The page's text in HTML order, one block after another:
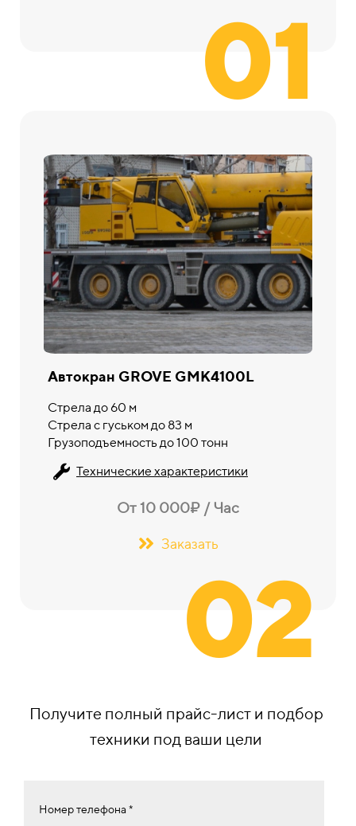
01
Автокран GROVE GMK4100L
Стрела до 60 м
Стрела с гуськом до 83 м
Грузоподъемность до 100 тонн
Технические характеристики
От 10 000₽ / Час
Заказать
02
Получите полный прайс-лист и подбор
техники под ваши цели
Номер телефона *